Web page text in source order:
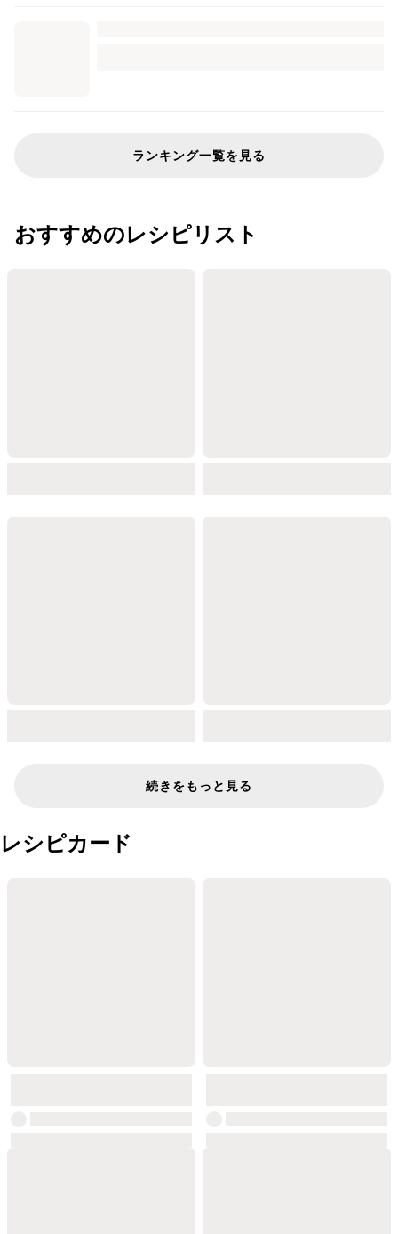
ランキング一覧を見る
おすすめのレシピリスト
続きをもっと見る
レシピカード